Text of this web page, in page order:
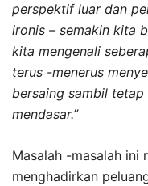
perspektif luar dan
ironis – semakin kita
kita mengenali
terus -menerus
bersaing sambil
mendasar.”
Masalah -masalah ini
menghadirkan